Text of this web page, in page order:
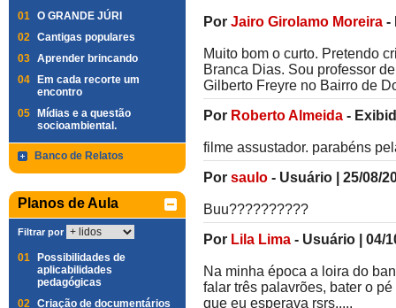
01 O GRANDE JÚRI
02 Cantigas populares
03 Aprender brincando
04
Em cada recorte um
encontro
05
Mídias e a questão
socioambiental.
Banco de Relatos
Planos de Aula
Filtrar por
01
Possibilidades de
aplicabilidades
pedagógicas
02 Criação de documentários
Por Jairo Girolamo Moreira -
Muito bom o curto. Pretendo
Branca Dias. Sou professor
Gilberto Freyre no Bairro de
Por Roberto Almeida -
filme assustador. parabéns
Por saulo - Usuário 25/08/
Buu??????????
Por Lila Lima - Usuário 04/
Na minha época a loira do
falar três palavrões, bater o
que eu esperava rsrs.....